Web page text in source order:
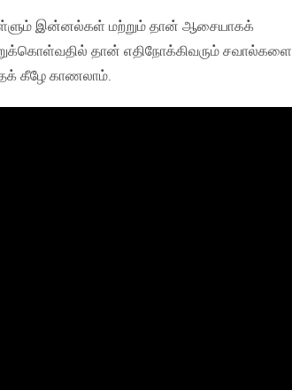
இன்னல்கள் மற்றும் தான் ஆசையாகக்
தான் எதிநோக்கிவரும் சவால்களை
கீழே காணலாம்.